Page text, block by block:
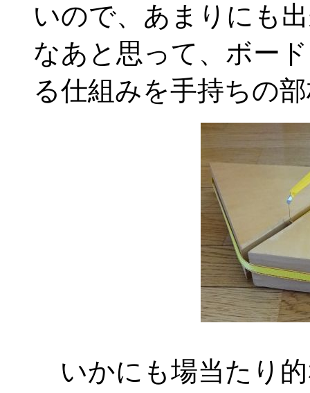
いので、あまりにも
なあと思って、ボー
る仕組みを手持ちの
いかにも場当たり